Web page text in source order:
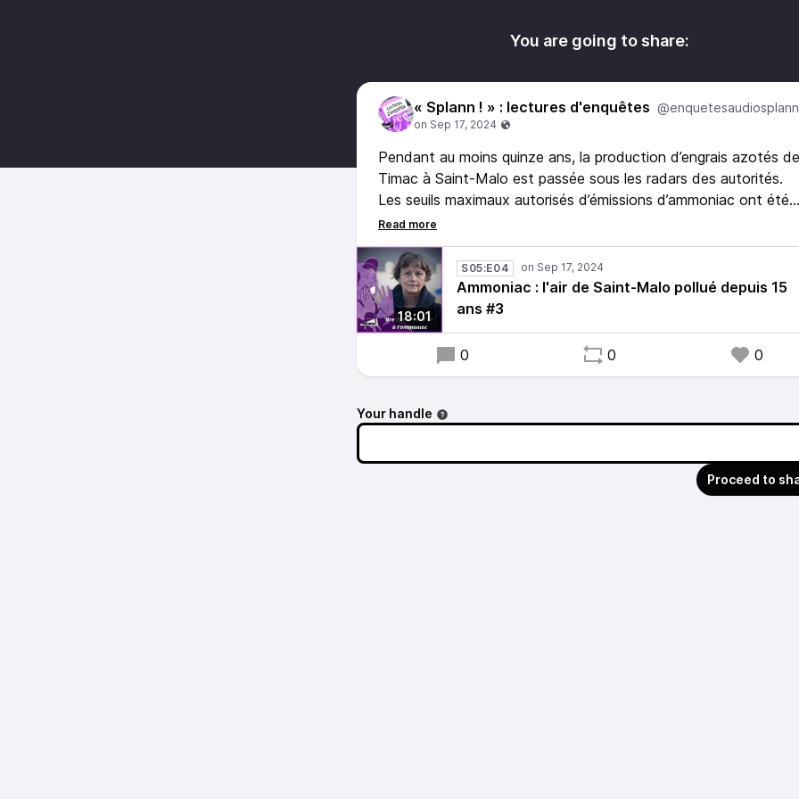
You are going to share:
« Splann ! » : lectures d'enquêtes @enquetesaudiosplann
Pendant au moins quinze ans, la production d’engrais azotés
Timac à Saint-Malo est passée sous les radars des autorités.
Les seuils maximaux autorisés d’émissions d’ammoniac ont été
plusieurs fois dépassés par la Timac entre 2017 et 2020.
18:01
S05:E04
Ammoniac : l'air de Saint-Malo pollué depuis 15
ans #3
0 0 0
Your handle
Proceed to